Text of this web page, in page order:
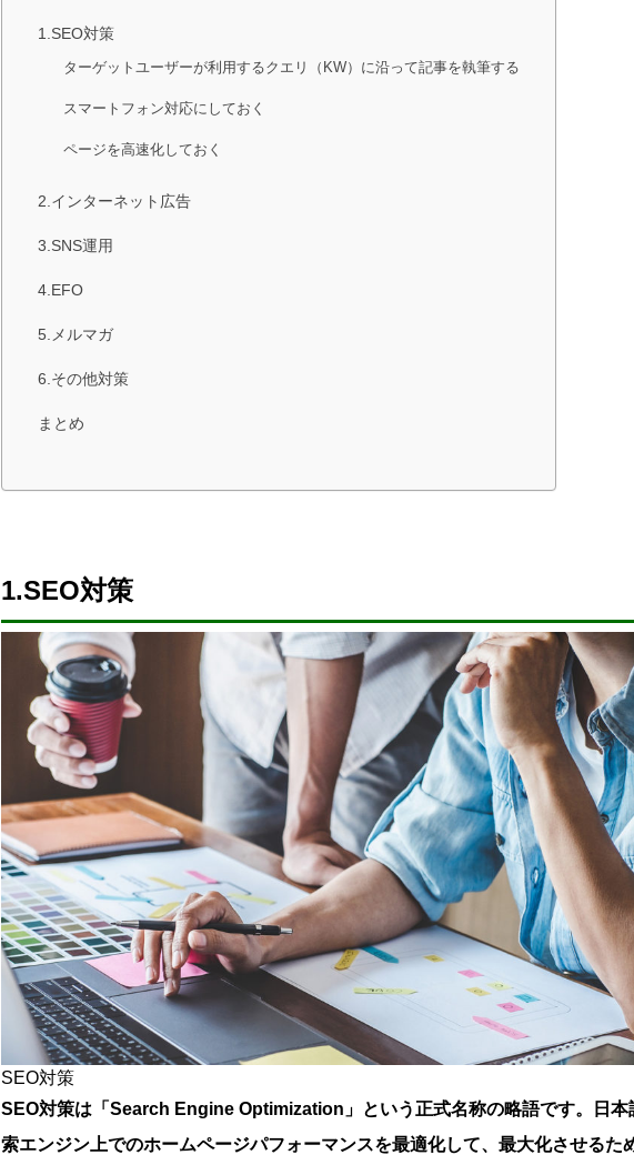
1.SEO対策
ターゲットユーザーが利用するクエリ（KW）に沿って記事を執筆する
スマートフォン対応にしておく
ページを高速化しておく
2.インターネット広告
3.SNS運用
4.EFO
5.メルマガ
6.その他対策
まとめ
1.SEO対策
SEO対策
SEO対策は「Search Engine Optimization」という正式名称の略語です。日本
索エンジン上でのホームページパフォーマンスを最適化して、最大化させるた